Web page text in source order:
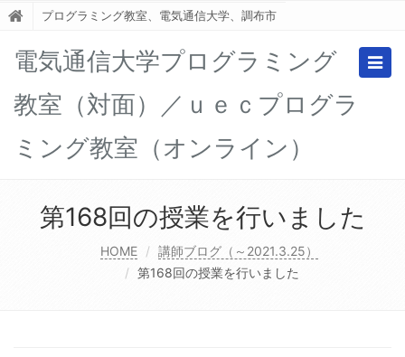
プログラミング教室、電気通信大学、調布市
電気通信大学プログラミング
教室（対面）／ｕｅｃプログラ
ミング教室（オンライン）
第168回の授業を行いました
HOME
講師ブログ（～2021.3.25）
第168回の授業を行いました